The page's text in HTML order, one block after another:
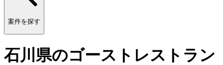
案件を探す
石川県のゴーストレストラン